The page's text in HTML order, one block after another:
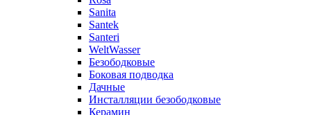
Sanita
Santek
Santeri
WeltWasser
Безободковые
Боковая подводка
Дачные
Инсталляции безободковые
Керамин